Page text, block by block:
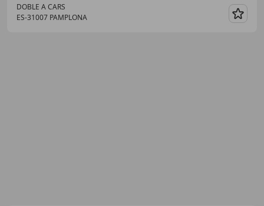
DOBLE A CARS
ES-31007 PAMPLONA